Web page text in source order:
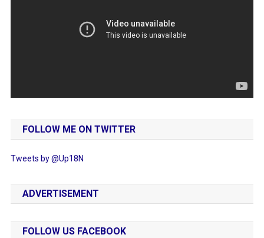
FOLLOW ME ON TWITTER
Tweets by @Up18N
ADVERTISEMENT
FOLLOW US FACEBOOK